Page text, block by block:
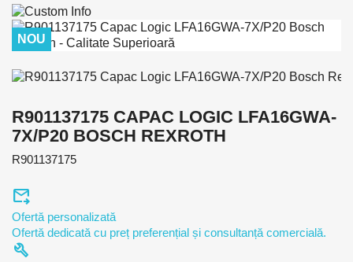
NOU
R901137175 CAPAC LOGIC LFA16GWA-
7X/P20 BOSCH REXROTH
R901137175
forward_to_inbox
Ofertă personalizată
Ofertă dedicată cu preț preferențial și consultanță comercială.
build